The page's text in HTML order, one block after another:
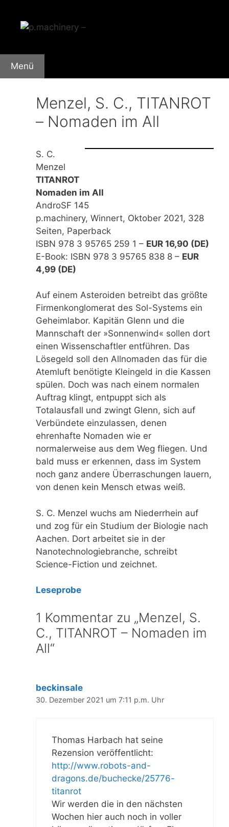
Inhalt
springen
Menü
Menzel, S. C., TITANROT
– Nomaden im All
S. C.
Menzel
TITANROT
Nomaden im All
AndroSF 145
p.machinery, Winnert, Oktober 2021, 328
Seiten, Paperback
ISBN 978 3 95765 259 1 – EUR 16,90 (DE)
E-Book: ISBN 978 3 95765 838 8 – EUR
4,99 (DE)
Auf einem Asteroiden betreibt das größte
Firmenkonglomerat des Sol-Systems ein
Geheimlabor. Kapitän Glenn und die
Mannschaft der »Sonnenwind« sollen dort
einen Wissenschaftler entführen. Das
Lösegeld soll den Allnomaden das für die
Atemluft benötigte Kleingeld in die Kassen
spülen. Doch was nach einem normalen
Auftrag klingt, entpuppt sich als
Totalausfall und zwingt Glenn, sich auf
Verbündete einzulassen, denen
ehrenhafte Nomaden wie er
normalerweise aus dem Weg fliegen. Und
bald muss er erkennen, dass im System
noch ganz andere Überraschungen lauern,
von denen kein Mensch etwas weiß.
S. C. Menzel wuchs am Niederrhein auf
und zog für ein Studium der Biologie nach
Aachen. Dort arbeitet sie in der
Nanotechnologiebranche, schreibt
Science-Fiction und zeichnet.
Leseprobe
1 Kommentar zu „Menzel, S.
C., TITANROT – Nomaden im
All“
beckinsale
30. Dezember 2021 um 7:11 p.m. Uhr
Thomas Harbach hat seine
Rezension veröffentlicht:
http://www.robots-and-
dragons.de/buchecke/25776-
titanrot
Wir werden die in den nächsten
Wochen hier auch noch in voller